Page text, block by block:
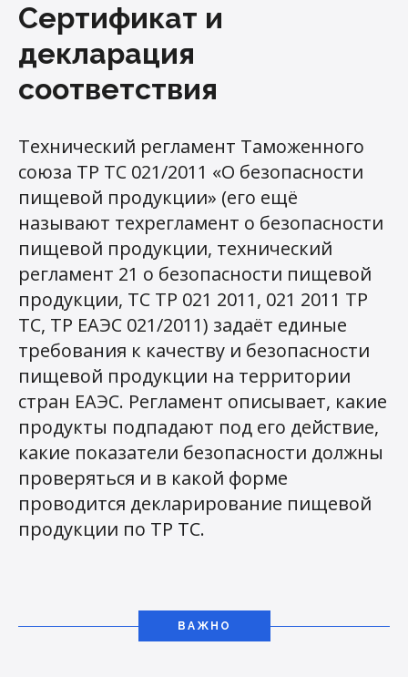
Сертификат и
декларация
соответствия
Технический регламент Таможенного
союза ТР ТС 021/2011 «О безопасности
пищевой продукции» (его ещё
называют техрегламент о безопасности
пищевой продукции, технический
регламент 21 о безопасности пищевой
продукции, ТС ТР 021 2011, 021 2011 ТР
ТС, ТР ЕАЭС 021/2011) задаёт единые
требования к качеству и безопасности
пищевой продукции на территории
стран ЕАЭС. Регламент описывает, какие
продукты подпадают под его действие,
какие показатели безопасности должны
проверяться и в какой форме
проводится декларирование пищевой
продукции по ТР ТС.
ВАЖНО